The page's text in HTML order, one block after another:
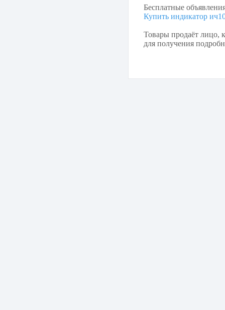
Бесплатные
Купить индикатор
Товары продаёт лицо,
для получения